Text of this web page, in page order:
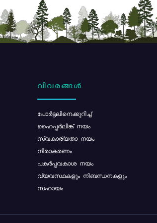
വിവരങ്ങൾ
പോര്‍ട്ടലിനെക്കുറിച്ച്
ഹൈപ്പർലിങ്ക് നയം
സ്വകാര്യതാ നയം
നിരാകരണം
പകർപ്പവകാശ നയം
വ്യവസ്ഥകളും നിബന്ധനകളും
സഹായം